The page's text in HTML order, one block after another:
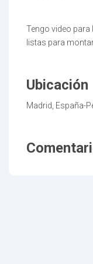
Tengo video
listas para
Ubicación
Madrid, España-